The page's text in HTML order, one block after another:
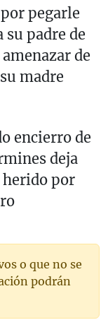
pegarle
su padre de
de
madre
encierro de
deja
por
o que no se
podrán